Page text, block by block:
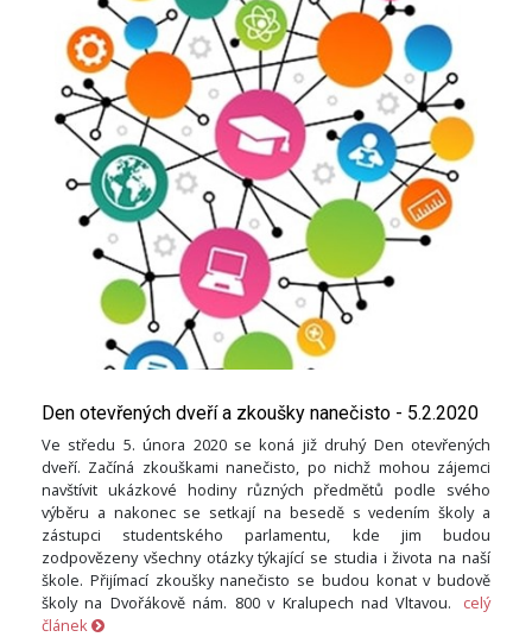
Den otevřených dveří a zkoušky nanečisto - 5.2.2020
Ve středu 5. února 2020 se koná již druhý Den otevřených
dveří. Začíná zkouškami nanečisto, po nichž mohou zájemci
navštívit ukázkové hodiny různých předmětů podle svého
výběru a nakonec se setkají na besedě s vedením školy a
zástupci studentského parlamentu, kde jim budou
zodpovězeny všechny otázky týkající se studia i života na naší
škole. Přijímací zkoušky nanečisto se budou konat v budově
školy na Dvořákově nám. 800 v Kralupech nad Vltavou.
celý
článek